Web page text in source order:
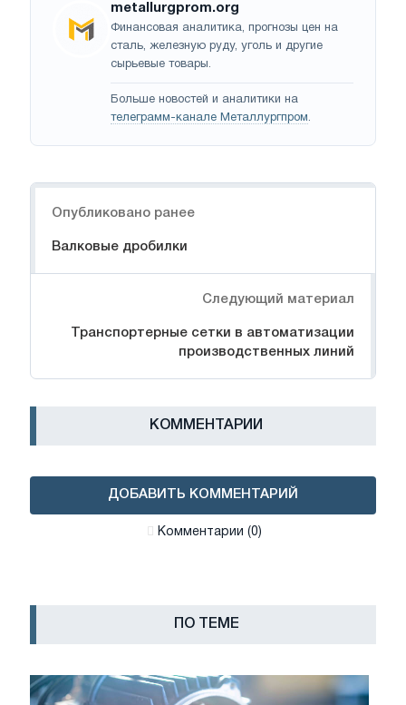
metallurgprom.org
Финансовая аналитика, прогнозы цен на
сталь, железную руду, уголь и другие
сырьевые товары.
Больше новостей и аналитики на
телеграмм-канале Металлургпром.
Опубликовано ранее
Валковые дробилки
Следующий материал
Транспортерные сетки в автоматизации
производственных линий
КОММЕНТАРИИ
ДОБАВИТЬ КОММЕНТАРИЙ
Комментарии (0)
ПО ТЕМЕ